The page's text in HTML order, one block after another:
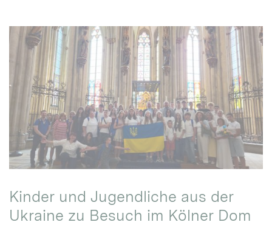
Kinder und Jugendliche aus der
Ukraine zu Besuch im Kölner Dom